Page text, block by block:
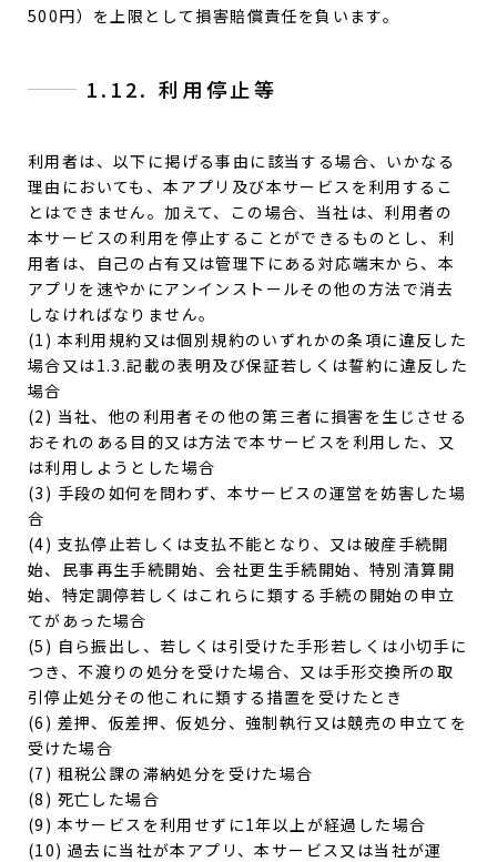
500円）を上限として損害賠償責任を負います。
1.12. 利用停止等
利用者は、以下に掲げる事由に該当する場合、いかなる
理由においても、本アプリ及び本サービスを利用するこ
とはできません。加えて、この場合、当社は、利用者の
本サービスの利用を停止することができるものとし、利
用者は、自己の占有又は管理下にある対応端末から、本
アプリを速やかにアンインストールその他の方法で消去
しなければなりません。
(1) 本利用規約又は個別規約のいずれかの条項に違反した
場合又は1.3.記載の表明及び保証若しくは誓約に違反した
場合
(2) 当社、他の利用者その他の第三者に損害を生じさせる
おそれのある目的又は方法で本サービスを利用した、又
は利用しようとした場合
(3) 手段の如何を問わず、本サービスの運営を妨害した場
合
(4) 支払停止若しくは支払不能となり、又は破産手続開
始、民事再生手続開始、会社更生手続開始、特別清算開
始、特定調停若しくはこれらに類する手続の開始の申立
てがあった場合
(5) 自ら振出し、若しくは引受けた手形若しくは小切手に
つき、不渡りの処分を受けた場合、又は手形交換所の取
引停止処分その他これに類する措置を受けたとき
(6) 差押、仮差押、仮処分、強制執行又は競売の申立てを
受けた場合
(7) 租税公課の滞納処分を受けた場合
(8) 死亡した場合
(9) 本サービスを利用せずに1年以上が経過した場合
(10) 過去に当社が本アプリ、本サービス又は当社が運